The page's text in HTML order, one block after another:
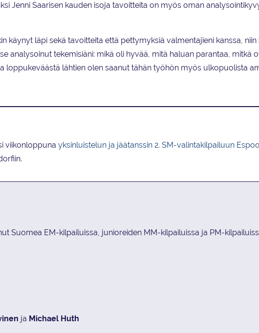
Jenni Saarisen kauden isoja tavoitteita on myös oman
käynyt läpi sekä tavoitteita että pettymyksiä valmentajieni kanssa, niin
analysoinut tekemisiäni: mikä oli hyvää, mitä haluan parantaa, mitkä
loppukeväästä lähtien olen saanut tähän työhön myös ulkopuolista
viikonloppuna yksinluistelun ja jäätanssin 2. SM-valintakilpailuun
Suomea EM-kilpailuissa, junioreiden MM-kilpailuissa ja PM-
ja Michael Huth